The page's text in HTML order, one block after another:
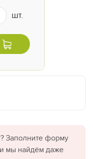
шт.
Заполните форму
мы найдём даже